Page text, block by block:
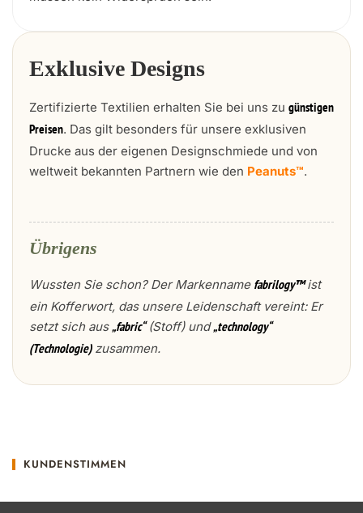
Exklusive Designs
Zertifizierte Textilien erhalten Sie bei uns zu günstigen
Preisen. Das gilt besonders für unsere exklusiven
Drucke aus der eigenen Designschmiede und von
weltweit bekannten Partnern wie den Peanuts™.
Übrigens
Wussten Sie schon? Der Markenname fabrilogy™ist
ein Kofferwort, das unsere Leidenschaft vereint: Er
setzt sich aus„fabric“(Stoff) und„technology“
(Technologie)zusammen.
KUNDENSTIMMEN